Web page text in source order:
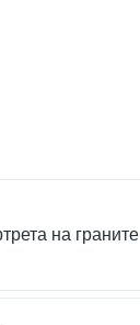
на граните